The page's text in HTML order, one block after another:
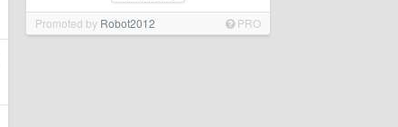
Promoted by Robot2012 PRO